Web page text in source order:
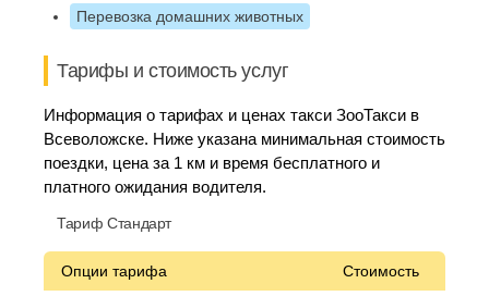
Перевозка домашних животных
Тарифы и стоимость услуг
Информация о тарифах и ценах такси ЗооТакси в
Всеволожске. Ниже указана минимальная стоимость
поездки, цена за 1 км и время бесплатного и
платного ожидания водителя.
Тариф Стандарт
Опции тарифа Стоимость